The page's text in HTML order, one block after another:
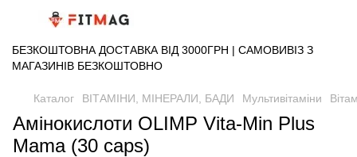
БЕЗКОШТОВНА ДОСТАВКА ВІД 3000ГРН | САМОВИВІЗ З
МАГАЗИНІВ БЕЗКОШТОВНО
Каталог ВІТАМІНИ, МІНЕРАЛИ, БАДИ Мультивітаміни
Амінокислоти OLIMP Vita-Min Plus
Mama (30 caps)